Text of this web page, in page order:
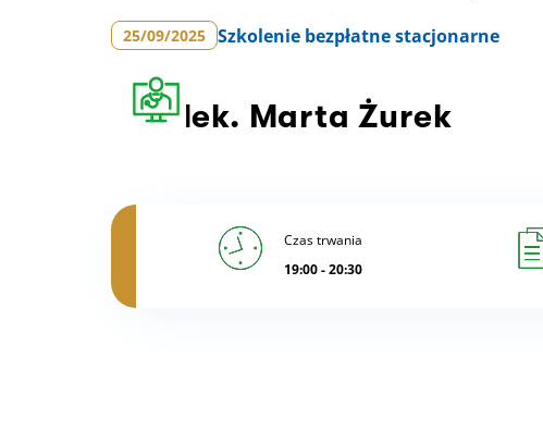
25/09/2025 Szkolenie bezpłatne stacjonarne
lek. Marta Żurek
Czas trwania
19:00 - 20:30